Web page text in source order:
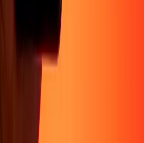
Conviértete en agente
Aviso de cookies
Centro de ayuda